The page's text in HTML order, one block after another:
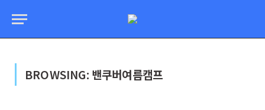
BROWSING: 밴쿠버여름캠프